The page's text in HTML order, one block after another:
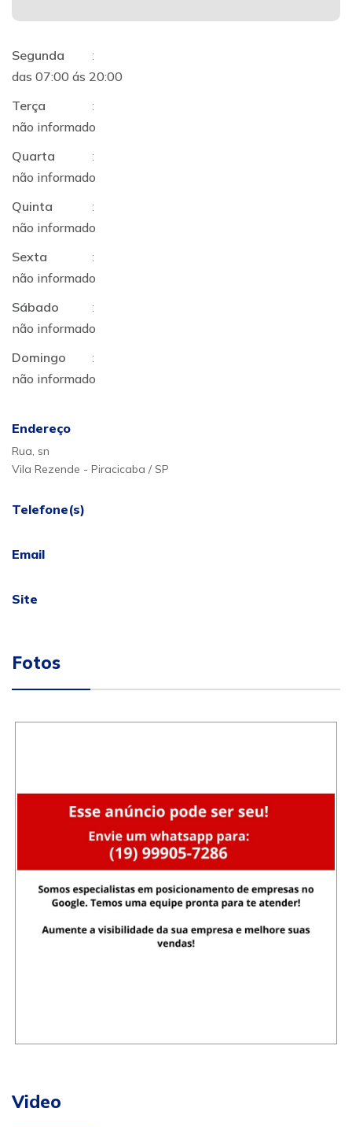
Segunda
:
das 07:00 ás 20:00
Terça
:
não informado
Quarta
:
não informado
Quinta
:
não informado
Sexta
:
não informado
Sábado
:
não informado
Domingo
:
não informado
Endereço
Rua, sn
Vila Rezende - Piracicaba / SP
Telefone(s)
Email
Site
Fotos
Video